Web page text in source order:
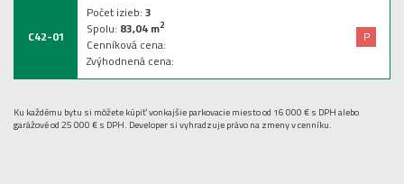
C42-01
Počet izieb:3
Spolu: 83,04m2
Cenníková cena:
Zvýhodnená cena:
P
Ku každému bytu si môžete kúpiť vonkajšie parkovacie miesto od 16 000 € s DPH alebo
garážové od 25 000 € s DPH. Developer si vyhradzuje právo na zmeny v cenníku.